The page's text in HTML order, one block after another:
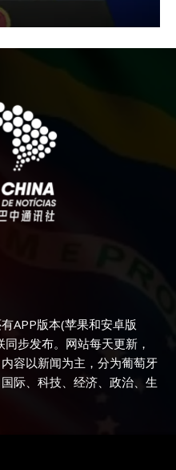
APP版本(苹果和安卓版
步发布。网站每天更新，
容以新闻为主，分为葡萄牙
际、科技、经济、政治、生